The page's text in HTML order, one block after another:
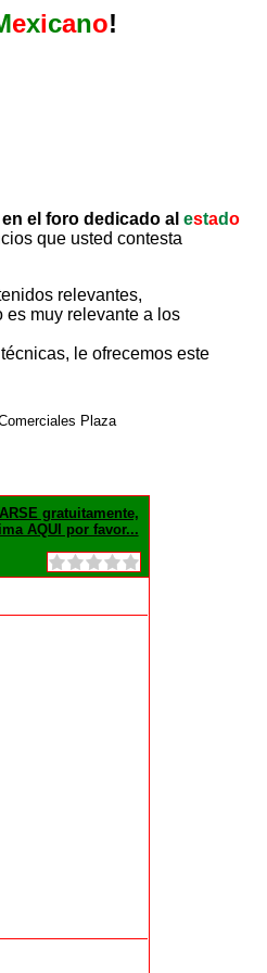
exicano!
el foro dedicado al estado
que usted contesta
relevantes,
es muy relevante a los
le ofrecemos este
Plaza
gratuitamente,
AQUI por favor...